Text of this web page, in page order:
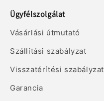
Ügyfélszolgálat
Vásárlási útmutató
Szállítási szabályzat
Visszatérítési szabályzat
Garancia